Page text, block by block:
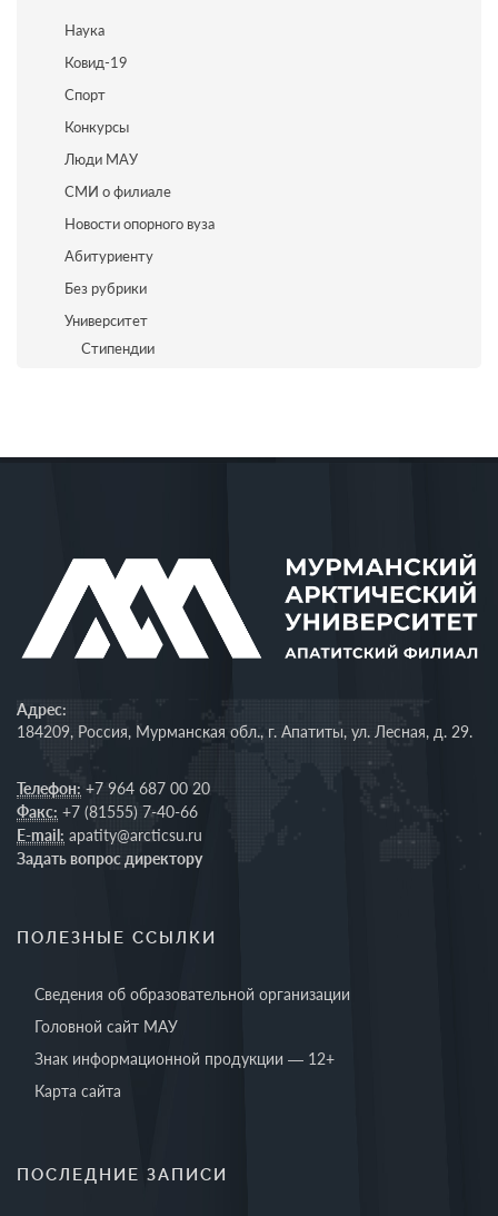
Наука
Ковид-19
Спорт
Конкурсы
Люди МАУ
СМИ о филиале
Новости опорного вуза
Абитуриенту
Без рубрики
Университет
Стипендии
Адрес:
184209, Россия, Мурманская обл., г. Апатиты, ул. Лесная, д. 29.
Телефон: +7 964 687 00 20
Факс: +7 (81555) 7-40-66
E-mail: apatity@arcticsu.ru
Задать вопрос директору
ПОЛЕЗНЫЕ ССЫЛКИ
Сведения об образовательной организации
Головной сайт МАУ
Знак информационной продукции — 12+
Карта сайта
ПОСЛЕДНИЕ ЗАПИСИ